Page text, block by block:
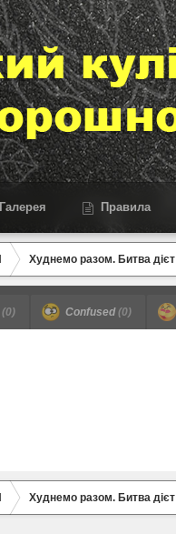
Галерея Правила
Худнемо разом. Битва дієт
(0) Confused(0)
Худнемо разом. Битва дієт